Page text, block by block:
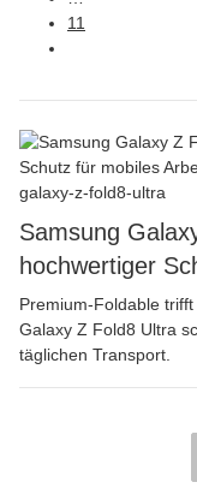
11
Samsung
hochwertiger
Premium-Foldable
Galaxy Z Fold8 Ultra
täglichen Transport.